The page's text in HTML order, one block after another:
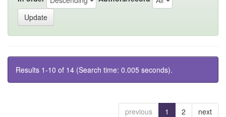
Results 1-10 of 14 (Search time: 0.005 seconds).
previous 1 2 next